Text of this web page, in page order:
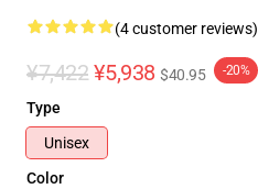
(4 customer reviews)
¥7,422 ¥5,938 $40.95 -20%
Type
Unisex
Color